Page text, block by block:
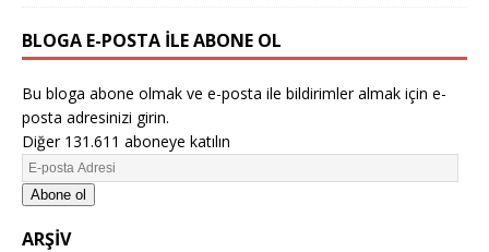
BLOGA E-POSTA ILE ABONE OL
Bu bloga abone olmak ve e-posta ile bildirimler almak için e-
posta adresinizi girin.
Diğer 131.611 aboneye katılın
Abone ol
ARŞIV